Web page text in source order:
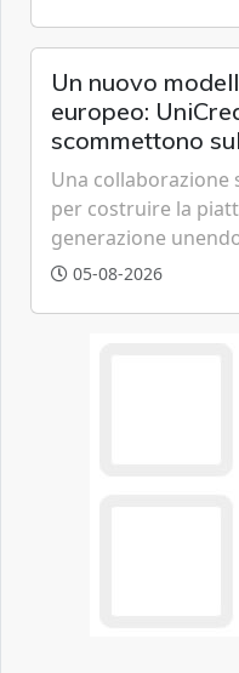
Un nuovo
europeo:
scommettono
tecnologica
Una
per costruire la
generazione
artificiale.
05-08-2026